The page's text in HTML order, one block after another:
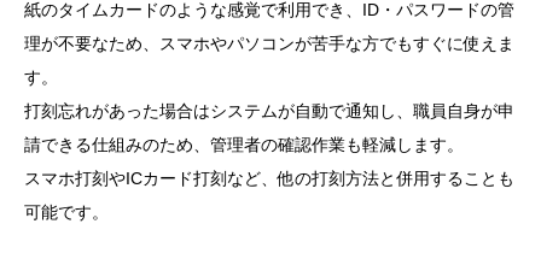
紙のタイムカードのような感覚で利用でき、ID・パスワードの管
理が不要なため、スマホやパソコンが苦手な方でもすぐに使えま
す。
打刻忘れがあった場合はシステムが自動で通知し、職員自身が申
請できる仕組みのため、管理者の確認作業も軽減します。
スマホ打刻やICカード打刻など、他の打刻方法と併用することも
可能です。